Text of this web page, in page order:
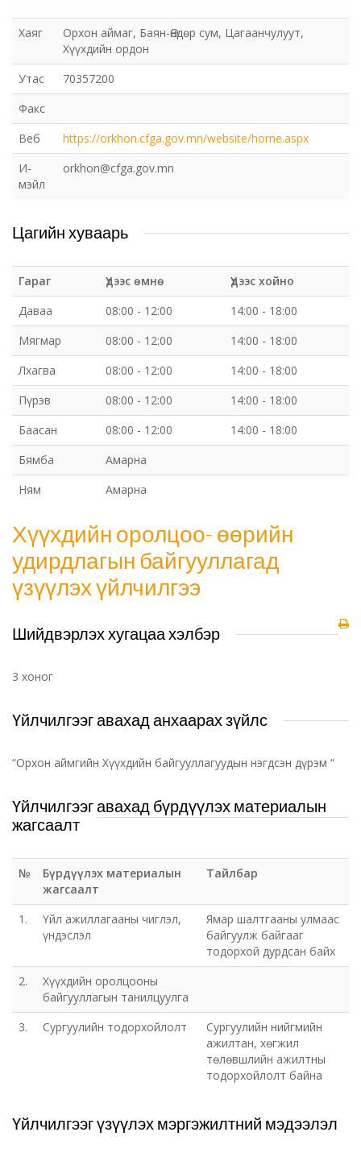
Хаяг
Орхон аймаг, Баян-Өндөр сум, Цагаанчулуут,
Хүүхдийн ордон
Утас
70357200
Факс
Веб
https://orkhon.cfga.gov.mn/website/home.aspx
И-
мэйл
orkhon@cfga.gov.mn
Цагийн хуваарь
Гараг Үдээс өмнө
Үдээс хойно
Даваа
08:00 - 12:00
14:00 - 18:00
Мягмар
08:00 - 12:00
14:00 - 18:00
Лхагва
08:00 - 12:00
14:00 - 18:00
Пүрэв
08:00 - 12:00
14:00 - 18:00
Баасан
08:00 - 12:00
14:00 - 18:00
Бямба
Амарна
Ням
Амарна
Хүүхдийн оролцоо- өөрийн
удирдлагын байгууллагад
үзүүлэх үйлчилгээ
Шийдвэрлэх хугацаа хэлбэр
3 хоног
Үйлчилгээг авахад анхаарах зүйлс
“Орхон аймгийн Хүүхдийн байгууллагуудын нэгдсэн дүрэм “
Үйлчилгээг авахад бүрдүүлэх материалын
жагсаалт
№
Бүрдүүлэх материалын
жагсаалт
Тайлбар
1.
Үйл ажиллагааны чиглэл,
үндэслэл
Ямар шалтгааны улмаас
байгуулж байгааг
тодорхой дурдсан байх
2.
Хүүхдийн оролцооны
байгууллагын танилцуулга
3.
Сургуулийн тодорхойлолт
Сургуулийн нийгмийн
ажилтан, хөгжил
төлөвшлийн ажилтны
тодорхойлолт байна
Үйлчилгээг үзүүлэх мэргэжилтний мэдээлэл